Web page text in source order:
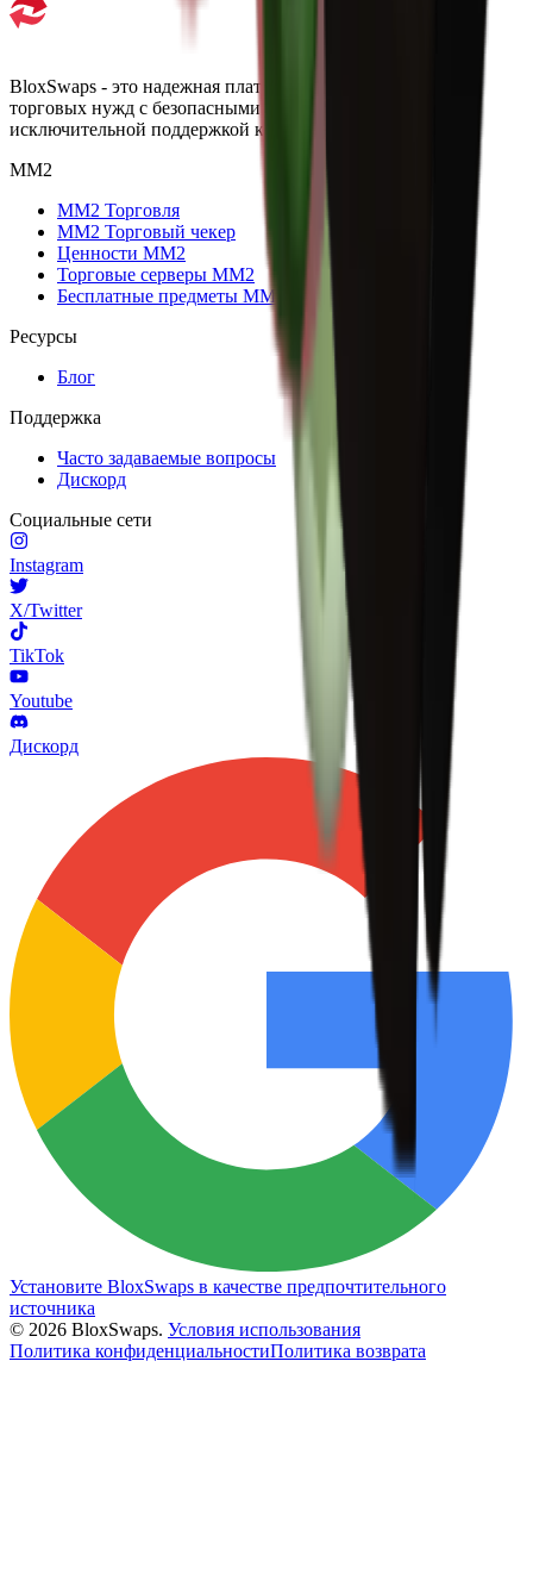
BloxSwaps - это надежная платформа для всех ваших
торговых нужд с безопасными транзакциями и
исключительной поддержкой клиентов.
MM2
MM2 Торговля
MM2 Торговый чекер
Ценности MM2
Торговые серверы MM2
Бесплатные предметы MM2
Ресурсы
Блог
Поддержка
Часто задаваемые вопросы
Дискорд
Социальные сети
Instagram
X/Twitter
TikTok
Youtube
Дискорд
Установите BloxSwaps в качестве предпочтительного
источника
© 2026 BloxSwaps. Условия использования
Политика конфиденциальностиПолитика возврата